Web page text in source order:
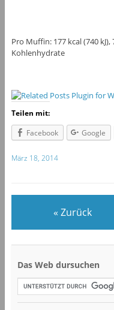
Pro Muffin: 177 kcal (740 kJ),
Kohlenhydrate
Teilen mit:
Facebook
Google
März 18, 2014
« Zurück
Das Web dursuchen